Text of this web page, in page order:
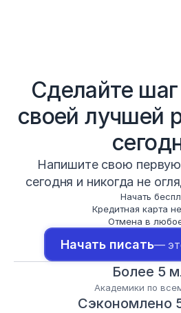
Сделайте
своей лучшей
Напишите свою
сегодня и никогда не
Начать
Кредитная карта
Отмена в
Начать писать—
Более 5
Академики по
Сэкономлено